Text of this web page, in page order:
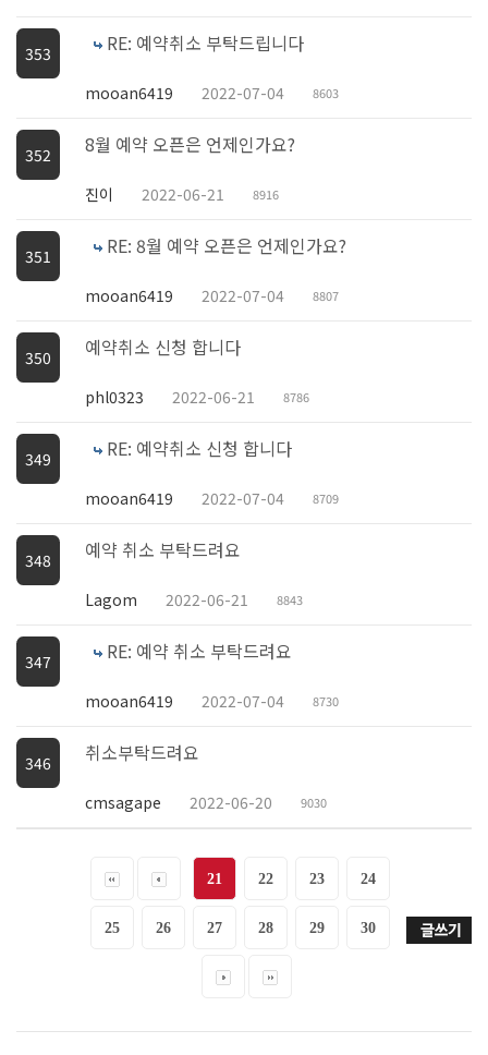
353 RE: 예약취소 부탁드립니다
mooan6419 2022-07-04 8603
352 8월 예약 오픈은 언제인가요?
진이 2022-06-21 8916
351 RE: 8월 예약 오픈은 언제인가요?
mooan6419 2022-07-04 8807
350 예약취소 신청 합니다
phl0323 2022-06-21 8786
349 RE: 예약취소 신청 합니다
mooan6419 2022-07-04 8709
348 예약 취소 부탁드려요
Lagom 2022-06-21 8843
347 RE: 예약 취소 부탁드려요
mooan6419 2022-07-04 8730
346 취소부탁드려요
cmsagape 2022-06-20 9030
21 22 23 24
25 26 27 28 29 30